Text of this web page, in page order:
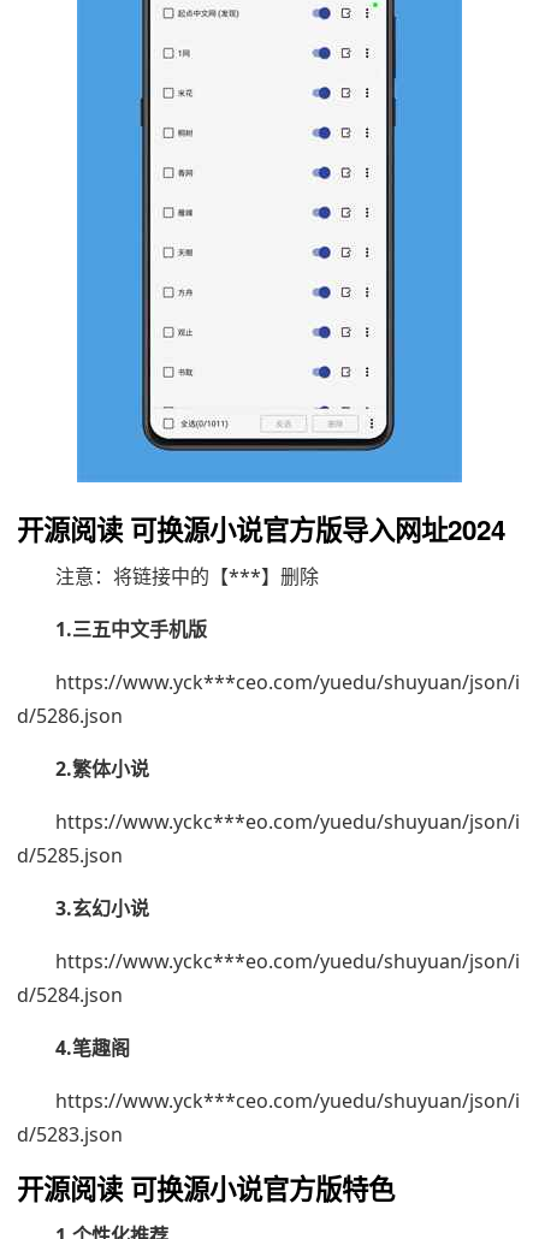
开源阅读 可换源小说官方版导入网址2024
注意：将链接中的【***】删除
1.三五中文手机版
https://www.yck***ceo.com/yuedu/shuyuan/json/i
d/5286.json
2.繁体小说
https://www.yckc***eo.com/yuedu/shuyuan/json/i
d/5285.json
3.玄幻小说
https://www.yckc***eo.com/yuedu/shuyuan/json/i
d/5284.json
4.笔趣阁
https://www.yck***ceo.com/yuedu/shuyuan/json/i
d/5283.json
开源阅读 可换源小说官方版特色